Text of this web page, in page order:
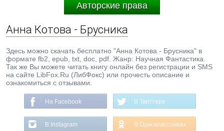
Авторские права
Анна Котова - Брусника
Здесь можно скачать бесплатно "Анна Котова - Брусника" в
формате fb2, epub, txt, doc, pdf. Жанр: Научная Фантастика.
Так же Вы можете читать книгу онлайн без регистрации и SMS
на сайте LibFox.Ru (ЛибФокс) или прочесть описание и
ознакомиться с отзывами.
На Facebook В Твиттере
В Instagram В Одноклассниках